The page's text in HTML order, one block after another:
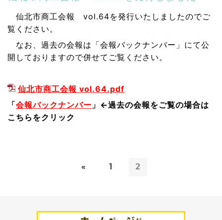
仙北市商工会報 vol.64を発行いたしましたのでご
覧ください。
なお、過去の会報は「会報バックナンバー」にて公
開 しておりますので併せてご覧ください。
仙北市商工会報 vol.64.pdf
「会報バックナンバー 」←過去の会報をご覧の場合は
こちらをクリック
« 1 2